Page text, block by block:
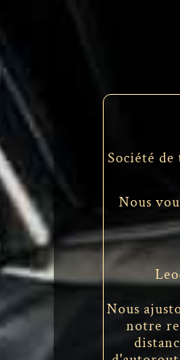
Société
Nous
Nous
notre